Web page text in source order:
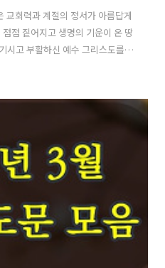
교회력과 계절의 정서가 아름답게
점 짙어지고 생명의 기운이 온 땅
시고 부활하신 예수 그리스도를
일으키는 거룩한 사역이 됩니다.
, 대표기도는 무엇보다 십자가와
다. 주님께서 사망의 권세를 깨뜨
심한 자에게 산 소망을 주시고
명히 담겨야 합니다. 동시에 부활